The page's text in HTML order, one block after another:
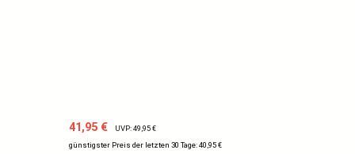
Verkaufspreis:
41,95 € Regulärer Preis:
UVP: 49,95 €
günstigster Preis der letzten 30 Tage: 40,95 €